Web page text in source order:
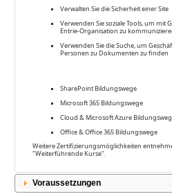
Verwalten Sie die Sicherheit einer Site
Verwenden Sie soziale Tools, um
Entrie-Organisation zu
Verwenden Sie die Suche, um
Personen zu Dokumenten zu finden
SharePoint Bildungswege
Microsoft 365 Bildungswege
Cloud & Microsoft Azure
Office & Office 365 Bildungswege
Weitere Zertifizierungsmöglichkeiten
"Weiterführende Kurse".
Voraussetzungen